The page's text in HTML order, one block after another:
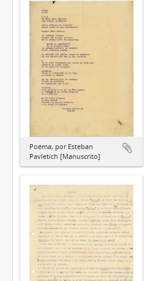
Poema, por Esteban
Pavletich [Manuscrito]